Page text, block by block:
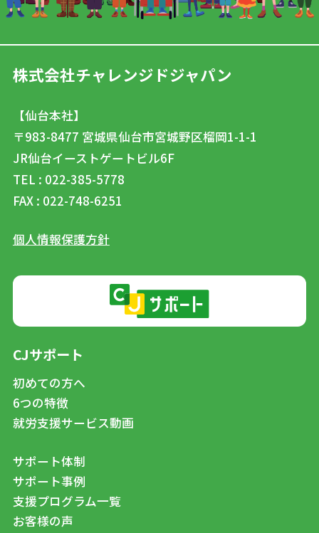
株式会社チャレンジドジャパン
【仙台本社】
〒983-8477 宮城県仙台市宮城野区榴岡1-1-1
JR仙台イーストゲートビル6F
TEL : 022-385-5778
FAX : 022-748-6251
個人情報保護方針
CJサポート
初めての方へ
6つの特徴
就労支援サービス動画
サポート体制
サポート事例
支援プログラム一覧
お客様の声